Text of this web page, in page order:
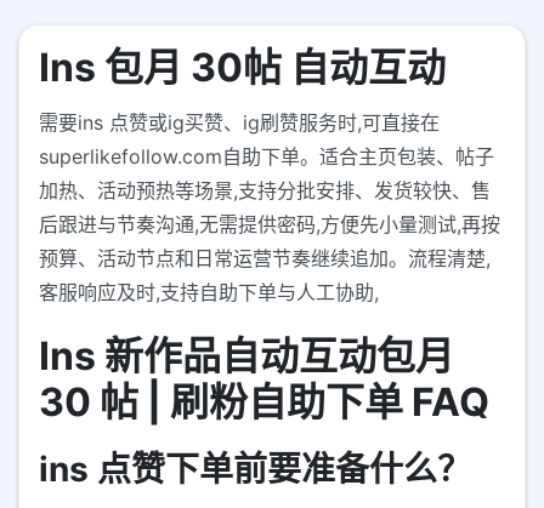
Ins 包月 30帖 自动互动
需要ins 点赞或ig买赞、ig刷赞服务时,可直接在
superlikefollow.com自助下单。适合主页包装、帖子
加热、活动预热等场景,支持分批安排、发货较快、售
后跟进与节奏沟通,无需提供密码,方便先小量测试,再按
预算、活动节点和日常运营节奏继续追加。流程清楚,
客服响应及时,支持自助下单与人工协助,
Ins 新作品自动互动包月
30 帖 | 刷粉自助下单 FAQ
ins 点赞下单前要准备什么？